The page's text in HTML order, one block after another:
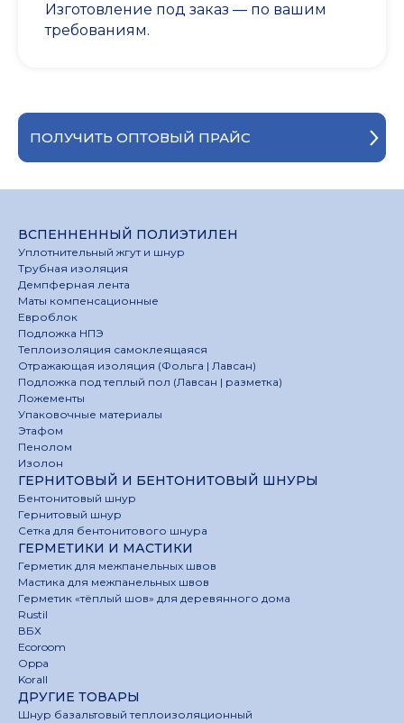
Изготовление под заказ — по вашим
требованиям.
ПОЛУЧИТЬ ОПТОВЫЙ ПРАЙС
ВСПЕННЕННЫЙ ПОЛИЭТИЛЕН
Уплотнительный жгут и шнур
Трубная изоляция
Демпферная лента
Маты компенсационные
Евроблок
Подложка НПЭ
Теплоизоляция самоклеящаяся
Отражающая изоляция (Фольга | Лавсан)
Подложка под теплый пол (Лавсан | разметка)
Ложементы
Упаковочные материалы
Этафом
Пенолом
Изолон
ГЕРНИТОВЫЙ И БЕНТОНИТОВЫЙ ШНУРЫ
Бентонитовый шнур
Гернитовый шнур
Сетка для бентонитового шнура
ГЕРМЕТИКИ И МАСТИКИ
Герметик для межпанельных швов
Мастика для межпанельных швов
Герметик «тёплый шов» для деревянного дома
Rustil
ВБХ
Ecoroom
Oppa
Korall
ДРУГИЕ ТОВАРЫ
Шнур базальтовый теплоизоляционный